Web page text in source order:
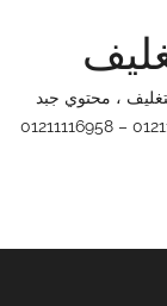
، محتوي جبد